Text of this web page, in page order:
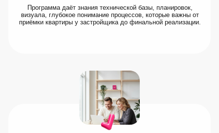
Программа даёт знания технической базы, планировок,
визуала, глубокое понимание процессов, которые важны от
приёмки квартиры у застройщика до финальной реализации.